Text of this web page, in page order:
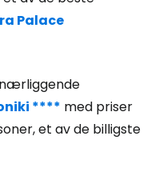
Palace
nærliggende
**** med priser
et av de billigste